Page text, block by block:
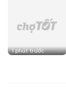
1 phút trước